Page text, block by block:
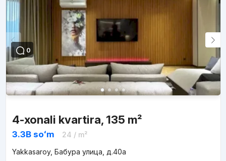
0
4-xonali kvartira, 135 m²
3.3B soʻm 24 / m²
Yakkasaroy, Бабура улица, д.40а